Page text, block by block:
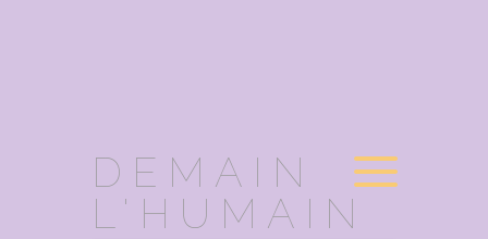
DEMAIN
L'HUMAIN